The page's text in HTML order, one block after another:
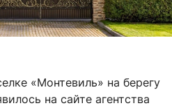
«Монтевиль» на берегу
на сайте агентства